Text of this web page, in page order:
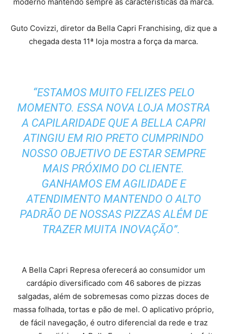
Guto Covizzi, diretor da Bella Capri Franchising, diz que a
chegada desta 11ª loja mostra a força da marca.
“ESTAMOS MUITO FELIZES PELO
MOMENTO. ESSA NOVA LOJA MOSTRA
A CAPILARIDADE QUE A BELLA CAPRI
ATINGIU EM RIO PRETO CUMPRINDO
NOSSO OBJETIVO DE ESTAR SEMPRE
MAIS PRÓXIMO DO CLIENTE.
GANHAMOS EM AGILIDADE E
ATENDIMENTO MANTENDO O ALTO
PADRÃO DE NOSSAS PIZZAS ALÉM DE
TRAZER MUITA INOVAÇÃO”.
A Bella Capri Represa oferecerá ao consumidor um
cardápio diversificado com 46 sabores de pizzas
salgadas, além de sobremesas como pizzas doces de
massa folhada, tortas e pão de mel. O aplicativo próprio,
de fácil navegação, é outro diferencial da rede e traz